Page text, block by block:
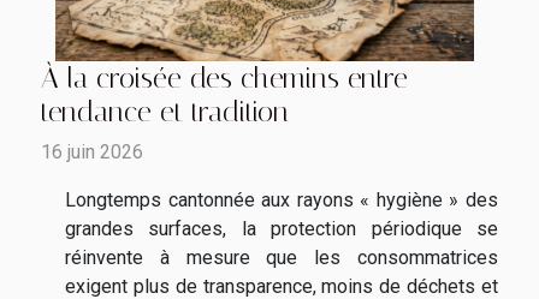
À la croisée des chemins entre
tendance et tradition
16 juin 2026
Longtemps cantonnée aux rayons « hygiène » des
grandes surfaces, la protection périodique se
réinvente à mesure que les consommatrices
exigent plus de transparence, moins de déchets et